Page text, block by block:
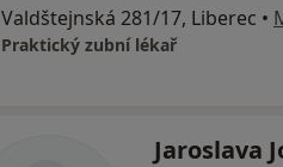
Valdštejnská 281/17, Liberec •
Praktický zubní lékař
Jaroslava